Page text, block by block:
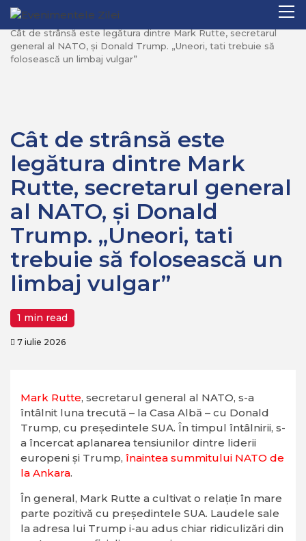
Mergi
conţinut.
Home
Recomandate
Cât de strânsă este legătura dintre Mark Rutte, secretarul
general al NATO, și Donald Trump. „Uneori, tati trebuie să
folosească un limbaj vulgar”
Cât de strânsă este
legătura dintre Mark
Rutte, secretarul general
al NATO, și Donald
Trump. „Uneori, tati
trebuie să folosească un
limbaj vulgar”
1 min read
7 iulie 2026
Mark Rutte, secretarul general al NATO, s-a
întâlnit luna trecută – la Casa Albă – cu Donald
Trump, cu președintele SUA. În timpul întâlnirii, s-
a încercat aplanarea tensiunilor dintre liderii
europeni și Trump, înaintea summitului NATO de
la Ankara.
În general, Mark Rutte a cultivat o relație în mare
parte pozitivă cu președintele SUA. Laudele sale
la adresa lui Trump i-au adus chiar ridiculizări din